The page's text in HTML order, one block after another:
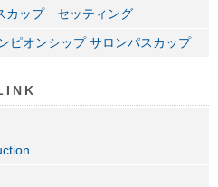
カップ セッティング
ピオンシップ サロンパスカップ